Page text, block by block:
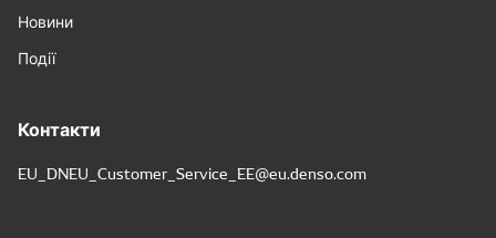
Новини
Події
Контакти
EU_DNEU_Customer_Service_EE@eu.denso.com